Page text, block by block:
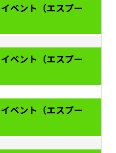
ベント（エスプー
ベント（エスプー
ベント（エスプー